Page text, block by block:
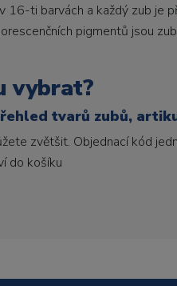
16-ti barvách a každý zub je
pigmentů jsou
vybrat?
tvarů zubů,
zvětšit. Objednací kód
do košíku